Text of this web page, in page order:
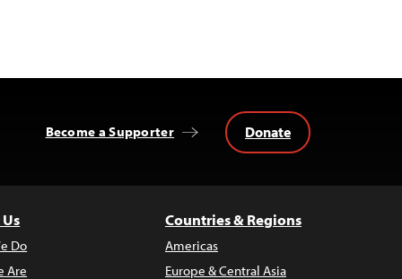
Become a Supporter Donate
Do
Are
Countries & Regions
Americas
Europe & Central Asia